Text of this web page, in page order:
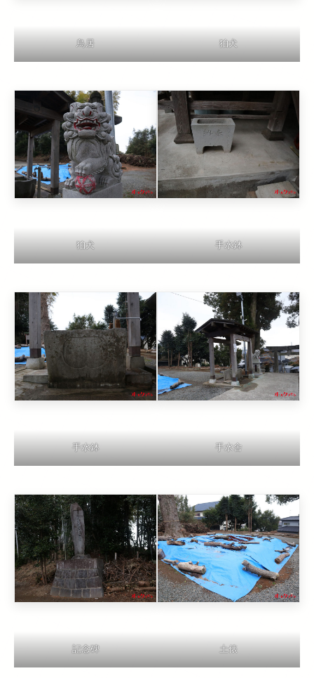
鳥居 狛犬
狛犬 手水鉢
手水鉢 手水舎
記念碑 土俵